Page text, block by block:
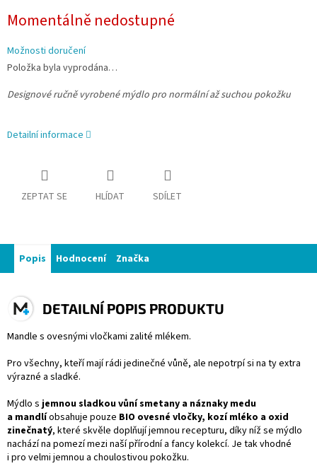
cena:
Momentálně nedostupné
Možnosti doručení
Položka byla vyprodána…
Designové ručně vyrobené mýdlo pro normální až suchou pokožku
Detailní informace
ZEPTAT SE HLÍDAT SDÍLET
Popis Hodnocení Značka
DETAILNÍ POPIS PRODUKTU
Mandle s ovesnými vločkami zalité mlékem.
Pro všechny, kteří mají rádi jedinečné vůně, ale nepotrpí si na ty extra
výrazné a sladké.
Mýdlo sjemnou sladkou vůní smetany a náznaky medu
a mandlíobsahuje pouze BIO ovesné vločky, kozí mléko a oxid
zinečnatý, které skvěle doplňují jemnou recepturu, díky níž se mýdlo
nachází na pomezí mezi naší přírodní a fancy kolekcí. Je tak vhodné
i pro velmi jemnou a choulostivou pokožku.